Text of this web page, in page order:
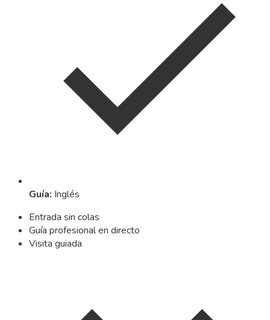
Guía: Inglés
Entrada sin colas
Guía profesional en directo
Visita guiada